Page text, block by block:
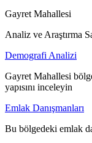
Gayret Mahallesi
Analiz ve Araştırma
Demografi Analizi
Gayret Mahallesi
yapısını inceleyin
Emlak Danışmanları
Bu bölgedeki emlak